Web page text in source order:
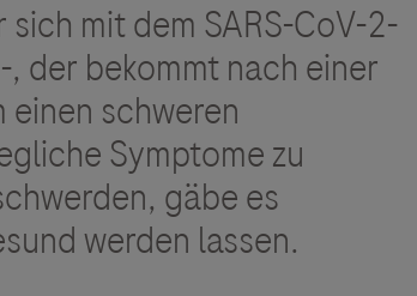
mit dem SARS-CoV-2-
der bekommt nach einer
schweren
Symptome zu
gäbe es
werden lassen.